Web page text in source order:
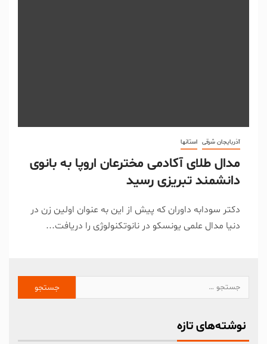
آذربایجان شرقی استانها
مدال طلای آکادمی مخترعان اروپا به بانوی
دانشمند تبریزی رسید
دکتر سودابه داوران که پیش از این به عنوان اولین زن در
دنیا مدال علمی یونسکو در نانوتکنولوژی را دریافت...
نوشته‌های تازه